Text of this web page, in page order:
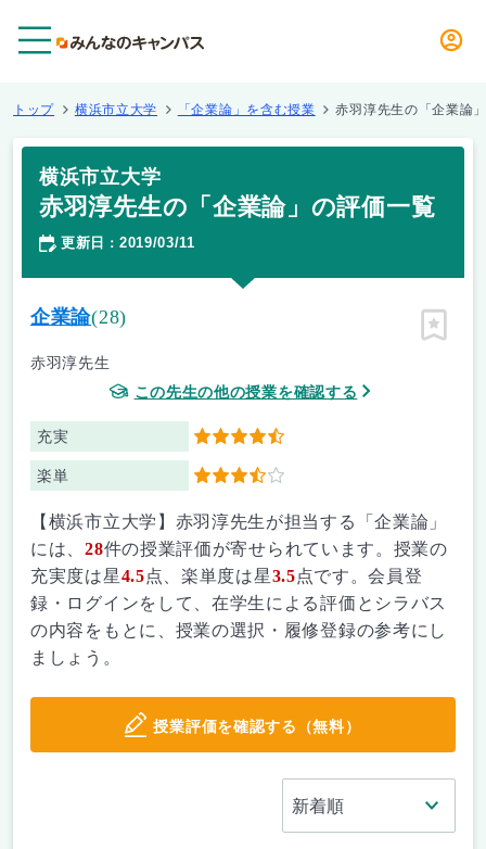
トップ 横浜市立大学 「企業論」を含む授業 赤羽淳先生の「企業論
横浜市立大学
赤羽淳先生の「企業論」の評価一覧
更新日 ： 2019/03/11
企業論(28)
赤羽淳先生
この先生の他の授業を確認する
充実 4.5
楽単 3.5
ピン留
【横浜市立大学】赤羽淳先生が担当する「企業論」
には、28件の授業評価が寄せられています。授業の
充実度は星4.5点、楽単度は星3.5点です。会員登
録・ログインをして、在学生による評価とシラバス
の内容をもとに、授業の選択・履修登録の参考にし
ましょう。
授業評価を確認する（無料）